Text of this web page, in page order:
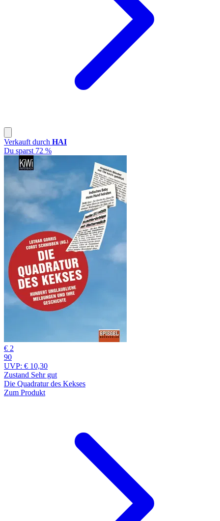
Verkauft durch HAI
Du sparst 72 %
€ 2
90
UVP: € 10,30
Zustand Sehr gut
Die Quadratur des Kekses
Zum Produkt